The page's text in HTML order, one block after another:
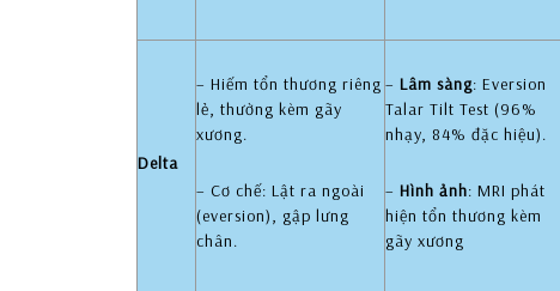
Delta
– Hiếm tổn thương riêng
lẻ, thường kèm gãy
xương.
– Cơ chế: Lật ra ngoài
(eversion), gập lưng
chân.
– Lâm sàng: Eversion
Talar Tilt Test (96%
nhạy, 84% đặc hiệu).
– Hình ảnh: MRI phát
hiện tổn thương kèm
gãy xương